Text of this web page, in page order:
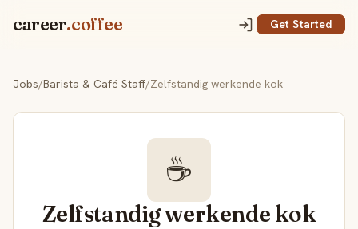
career.coffee Get Started
Jobs/Barista & Café Staff/Zelfstandig werkende kok
☕
Zelfstandig werkende kok